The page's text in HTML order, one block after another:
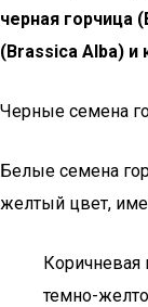
черная горчица
(Brassica Alba) и
Черные семена
Белые семена
желтый цвет,
Коричневая
темно-